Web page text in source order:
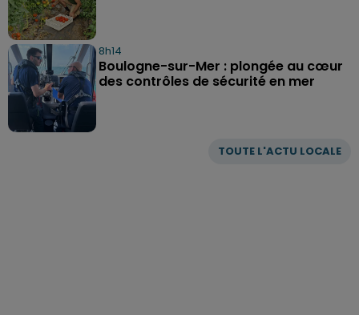
TOUTE L'ACTU LOCALE
8h14
Boulogne-sur-Mer : plongée au cœur
des contrôles de sécurité en mer